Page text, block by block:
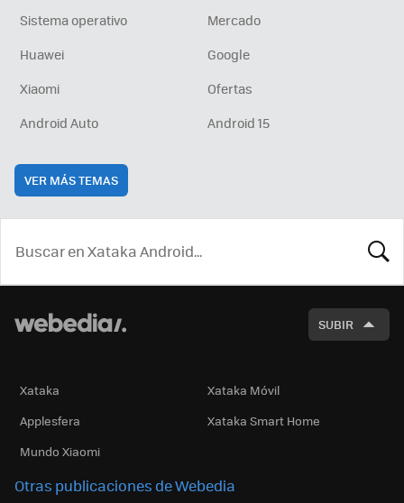
Sistema operativo
Mercado
Huawei
Google
Xiaomi
Ofertas
Android Auto
Android 15
VER MÁS TEMAS
SUBIR
Xataka
Xataka Móvil
Applesfera
Xataka Smart Home
Mundo Xiaomi
Otras publicaciones de Webedia